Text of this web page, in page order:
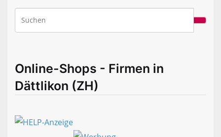
Online-Shops - Firmen in
Dättlikon (ZH)